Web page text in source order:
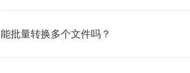
能批量转换多个文件吗？